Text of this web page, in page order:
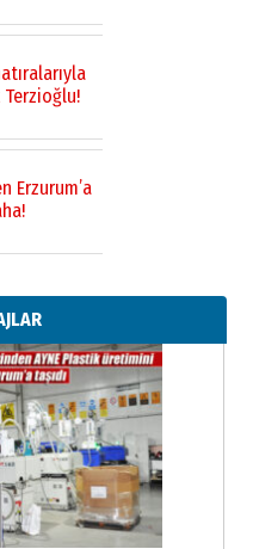
taşları
bir
ÖMÜR
bir Alperen…
yürüdü.!